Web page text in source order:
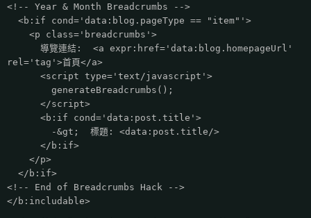
<!-- Year & Month Breadcrumbs -->
<b:if cond='data:blog.pageType == "item"'>
<p class='breadcrumbs'>
導覽連結: <a expr:href='data:blog.homepageUrl'
rel='tag'>首頁</a>
<script type='text/javascript'>
generateBreadcrumbs();
</script>
<b:if cond='data:post.title'>
-&gt; 標題: <data:post.title/>
</b:if>
</p>
</b:if>
<!-- End of Breadcrumbs Hack -->
</b:includable>